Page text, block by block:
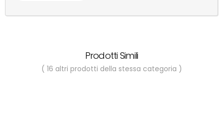
Prodotti Simili
( 16 altri prodotti della stessa categoria )